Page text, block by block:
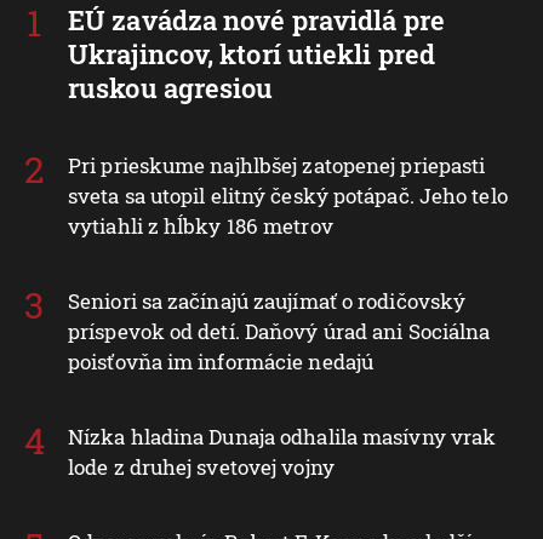
EÚ zavádza nové pravidlá pre
Ukrajincov, ktorí utiekli pred
ruskou agresiou
Pri prieskume najhlbšej zatopenej priepasti
sveta sa utopil elitný český potápač. Jeho telo
vytiahli z hĺbky 186 metrov
Seniori sa začínajú zaujímať o rodičovský
príspevok od detí. Daňový úrad ani Sociálna
poisťovňa im informácie nedajú
Nízka hladina Dunaja odhalila masívny vrak
lode z druhej svetovej vojny